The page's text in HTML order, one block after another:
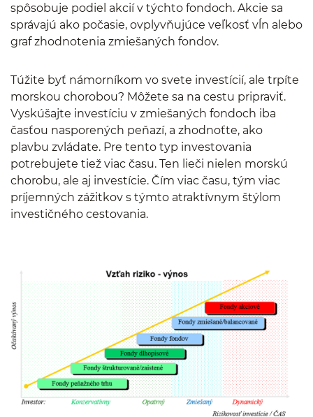
spôsobuje podiel akcií v týchto fondoch. Akcie sa
správajú ako počasie, ovplyvňujúce veľkosť vĺn alebo
graf zhodnotenia zmiešaných fondov.
Túžite byť námorníkom vo svete investícií, ale trpíte
morskou chorobou? Môžete sa na cestu pripraviť.
Vyskúšajte investíciu v zmiešaných fondoch iba
časťou nasporených peňazí, a zhodnoťte, ako
plavbu zvládate. Pre tento typ investovania
potrebujete tiež viac času. Ten lieči nielen morskú
chorobu, ale aj investície. Čím viac času, tým viac
príjemných zážitkov s týmto atraktívnym štýlom
investičného cestovania.